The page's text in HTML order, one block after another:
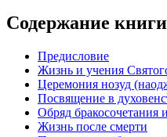
Содержание книги
Предисловие
Жизнь и учения
Церемония нозуд
Посвящение в
Обряд бракосочетания
Жизнь после смерти